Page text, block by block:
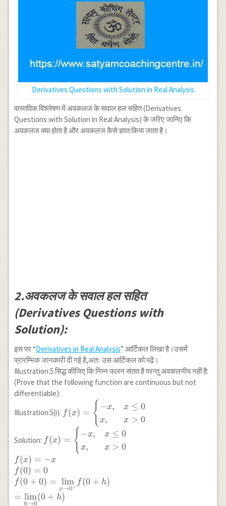
Derivatives Questions with Solution in Real Analysis
वास्तविक विश्लेषण में अवकलज के सवाल हल सहित (Derivatives
Questions with Solution in Real Analysis) के जरिए जानिए कि
अवकलज क्या होता है और अवकलज कैसे ज्ञात किया जाता है।
2.अवकलज के सवाल हल सहित
(Derivatives Questions with
Solution):
इस पर “Derivatives in Real Analysis” आर्टिकल लिखा है।उसमें
प्रारम्भिक जानकारी दी गई है,अतः उस आर्टिकल को पढ़ें।
Illustration:5.सिद्ध कीजिए कि निम्न फलन संतत है परन्तु अवकलनीय नहीं है:
(Prove that the following function are continuous but not
differentiable):
Illustration:5(i).
f(x)=\begin{cases}-
x,&x\le0\\ x,&x>0
\end{cases}
f(x) = { −x,
x,
x ≤ 0
x > 0
Solution:
f(x)=\begin{cases}-
x,&x\le0\\ x,&x>0
\end{cases} \\
f(x)=-x \\ f(0)=0\\
f(0+0)=\underset{x
\to 0^+}
{\lim}f(0+h)\\
f(x) = { −x,
x,
x ≤ 0
x > 0
f(x) = −x
f(0) = 0
f(0 + 0) =
x→0+
lim f(0 + h)
=
h→0
lim(0 + h)